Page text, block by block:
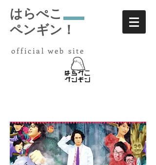
はらぺこ
ペンギン！
​ official web site